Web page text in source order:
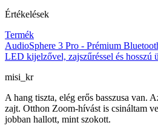
Értékelések
Termék
AudioSphere 3 Pro - Prémium
LED kijelzővel, zajszűréssel és hosszú
misi_kr
A hang tiszta, elég erős basszusa van.
zajt. Otthon Zoom-hívást is csináltam
jobban hallott, mint szokott.